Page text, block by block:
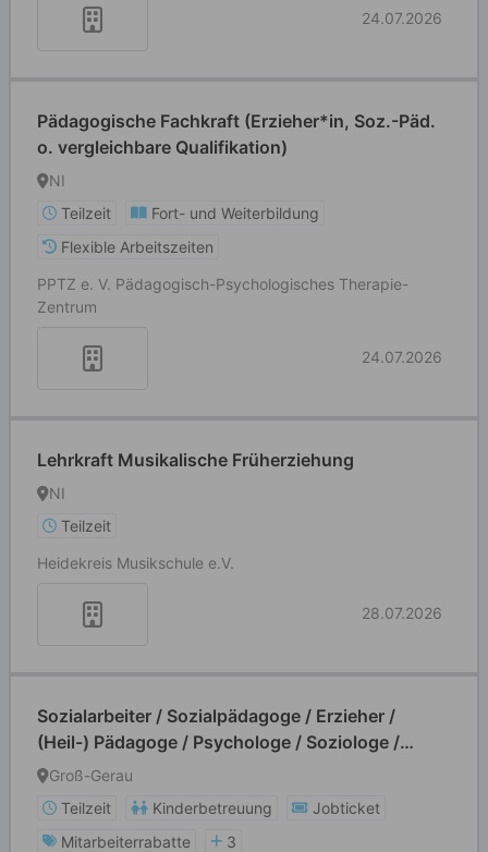
24.07.2026
Pädagogische Fachkraft (Erzieher*in, Soz.-Päd.
o. vergleichbare Qualifikation)
NI
Teilzeit
Fort- und Weiterbildung
Flexible Arbeitszeiten
PPTZ e. V. Pädagogisch-Psychologisches Therapie-
Zentrum
24.07.2026
Lehrkraft Musikalische Früherziehung
NI
Teilzeit
Heidekreis Musikschule e.V.
28.07.2026
Sozialarbeiter / Sozialpädagoge / Erzieher /
(Heil-) Pädagoge / Psychologe / Soziologe /
Heilerziehungs-/ Altenpfleger (m/w/d/k.A.)
Groß-Gerau
Teilzeit
Kinderbetreuung
Jobticket
Mitarbeiterrabatte
3